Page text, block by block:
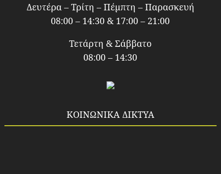
Δευτέρα – Τρίτη – Πέμπτη – Παρασκευή
08:00 – 14:30 & 17:00 – 21:00
Τετάρτη & Σάββατο
08:00 – 14:30
ΚΟΙΝΩΝΙΚΑ ΔΙΚΤΥΑ